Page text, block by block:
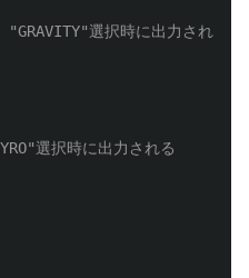
選択時に出力される
選択時に出力される